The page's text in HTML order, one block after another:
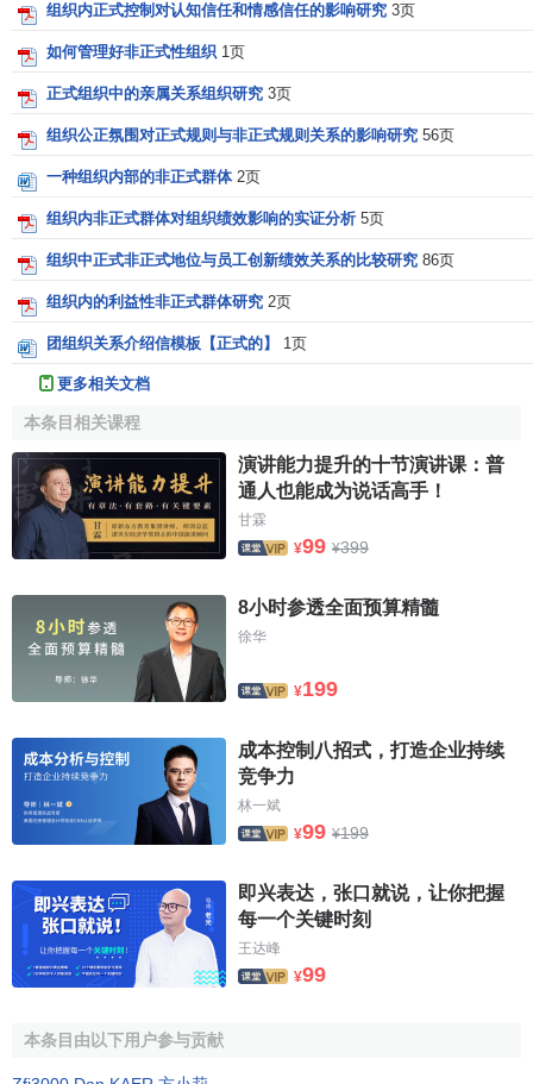
组织内正式控制对认知信任和情感信任的影响研究 3页
如何管理好非正式性组织 1页
正式组织中的亲属关系组织研究 3页
组织公正氛围对正式规则与非正式规则关系的影响研究 56页
一种组织内部的非正式群体 2页
组织内非正式群体对组织绩效影响的实证分析 5页
组织中正式非正式地位与员工创新绩效关系的比较研究 86页
组织内的利益性非正式群体研究 2页
团组织关系介绍信模板【正式的】 1页
更多相关文档
本条目相关课程
演讲能力提升的十节演讲课：普
通人也能成为说话高手！
甘霖
¥99 ¥399
8小时参透全面预算精髓
徐华
¥199
成本控制八招式，打造企业持续
竞争力
林一斌
¥99 ¥199
即兴表达，张口就说，让你把握
每一个关键时刻
王达峰
¥99
本条目由以下用户参与贡献